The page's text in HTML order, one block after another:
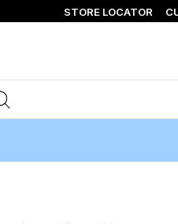
STORE LOCATOR